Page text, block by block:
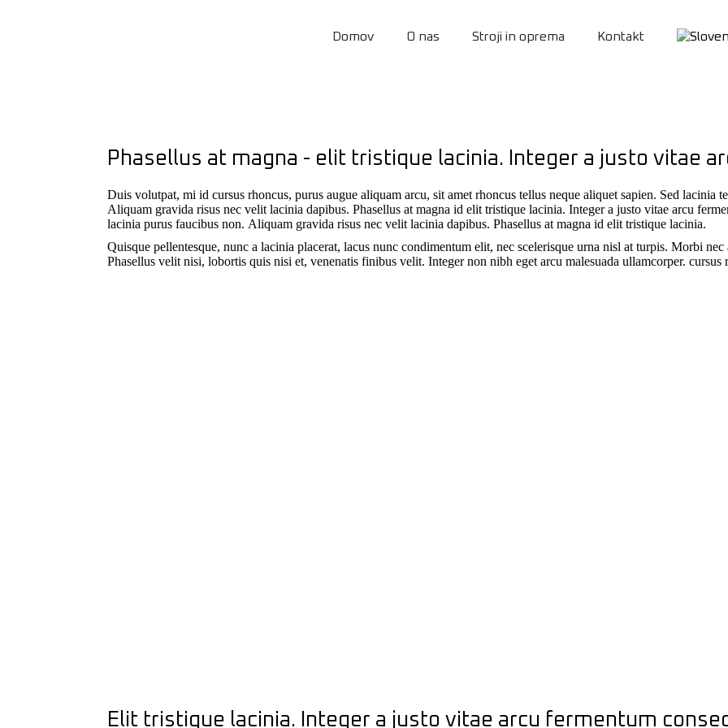
Domov O nas Stroji in oprema Kontakt
Phasellus at magna - elit tristique lacinia. Integer a justo vitae
Duis volutpat, mi id cursus rhoncus, purus augue aliquam arcu, sit amet rhoncus tellus neque aliquet sapien. Sed lacinia
Aliquam gravida risus nec velit lacinia dapibus. Phasellus at magna id elit tristique lacinia. Integer a justo vitae arcu
lacinia purus faucibus non. Aliquam gravida risus nec velit lacinia dapibus. Phasellus at magna id elit tristique lacinia.
Quisque pellentesque, nunc a lacinia placerat, lacus nunc condimentum elit, nec scelerisque urna nisl at turpis. Morbi nec
Phasellus velit nisi, lobortis quis nisi et, venenatis finibus velit. Integer non nibh eget arcu malesuada ullamcorper. cursus
Elit tristique lacinia. Integer a justo vitae arcu fermentum